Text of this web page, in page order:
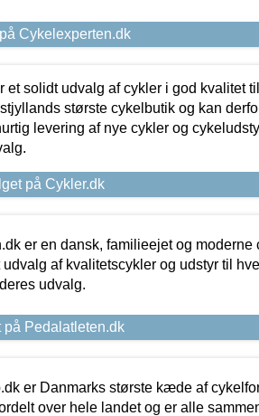
Cykelexperten.dk
et solidt udvalg af cykler i god kvalitet
største cykelbutik og kan
levering af nye cykler og
på Cykler.dk
er en dansk, familieejet og moderne
udvalg af kvalitetscykler og udstyr til
udvalg.
på Pedalatleten.dk
er Danmarks største kæde af
over hele landet og er alle